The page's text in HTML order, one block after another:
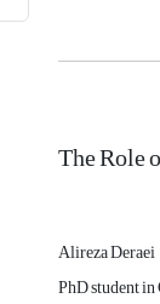
The Role
Alireza Deraei
PhD student